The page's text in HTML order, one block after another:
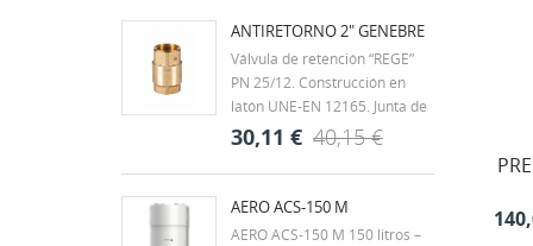
Rango de temperatura -20ºC a
60ºC. Mando palanca de
acero con recubrimiento
DACROMET,...
ANTIRETORNO 2" GENEBRE
Válvula de retención “REGE”
PN 25/12. Construcción en
latón UNE-EN 12165. Junta de
clapeta vulcanizada de NBR.
Muelle en acero inox. AISI 304.
Extremos rosca gas (BSP) H-H
- ISO 228/1. Temp. máx. 90ºC.
Montaje en cualquier posición.
30,11 € 40,15 €
AERO ACS-150 M
AERO ACS-150 M 150 litros –